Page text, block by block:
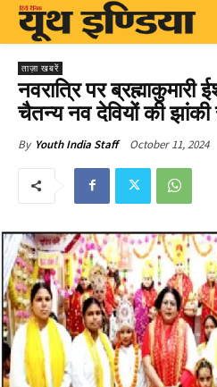
ताज़ा खबरें
नवरात्रि पर ब्रह्माकुमारी
चैतन्य नव देवियों की
By Youth India Staff October 11, 2024